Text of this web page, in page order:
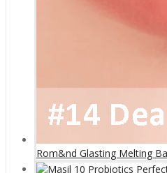
Rom&nd Glasting Melting